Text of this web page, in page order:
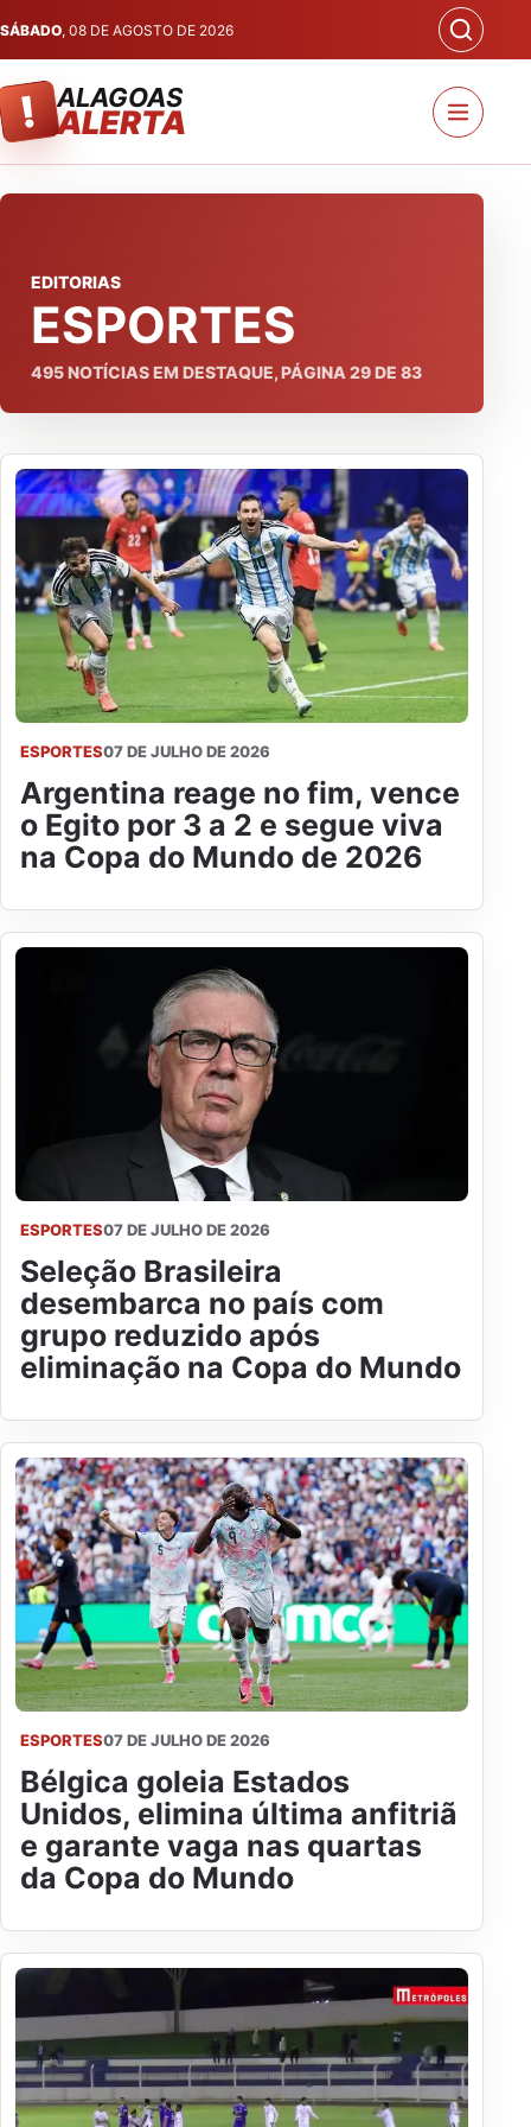
SÁBADO, 08 DE AGOSTO DE 2026
! ALAGOAS
ALERTA
EDITORIAS
ESPORTES
495NOTÍCIAS EM DESTAQUE, PÁGINA 29DE 83
ESPORTES07 DE JULHO DE 2026
Argentina reage no fim, vence
o Egito por 3 a 2 e segue viva
na Copa do Mundo de 2026
ESPORTES07 DE JULHO DE 2026
Seleção Brasileira
desembarca no país com
grupo reduzido após
eliminação na Copa do Mundo
ESPORTES07 DE JULHO DE 2026
Bélgica goleia Estados
Unidos, elimina última anfitriã
e garante vaga nas quartas
da Copa do Mundo